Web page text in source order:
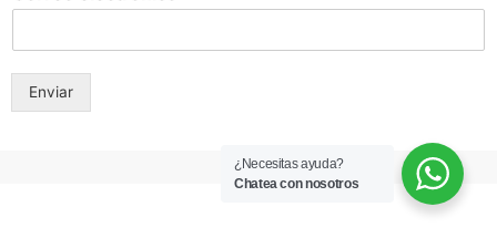
Enviar
¿Necesitas ayuda?
Chatea con nosotros